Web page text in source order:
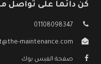
كن دائما على تواصل
01108098347
maintenance.com
صفحة الفيس بوك